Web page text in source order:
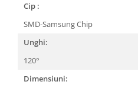
Cip :
SMD-Samsung Chip
Unghi:
120°
Dimensiuni: